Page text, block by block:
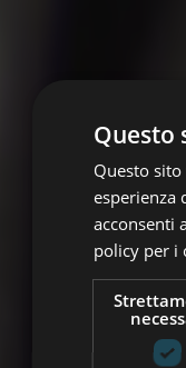
Questo
Questo
esperienza
acconsenti
policy per i